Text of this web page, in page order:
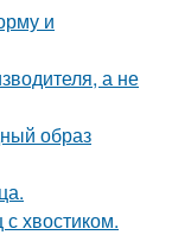
и
а не
образ
хвостиком.